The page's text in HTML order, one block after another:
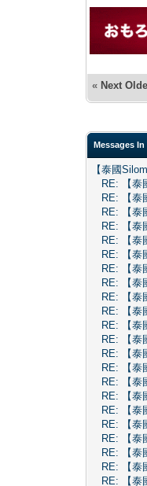
« Next
Messages
【泰國
RE: 【泰
RE: 【泰
RE: 【泰
RE: 【泰
RE: 【泰
RE: 【泰
RE: 【泰
RE: 【泰
RE: 【泰
RE: 【泰
RE: 【泰
RE: 【泰
RE: 【泰
RE: 【泰
RE: 【泰
RE: 【泰
RE: 【泰
RE: 【泰
RE: 【泰
RE: 【泰
RE: 【泰
RE: 【泰